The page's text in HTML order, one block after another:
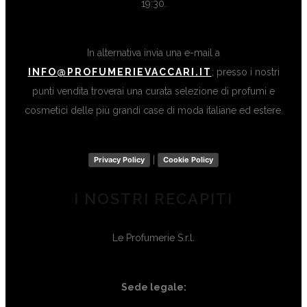
19:30.
In alternativa invia una e-mail a
INFO@PROFUMERIEVACCARI.IT ; presso i nostri
punti vendita troverai una curata selezione di profumi e
cosmetici delle più grandi case di moda italiane ed estere.
Privacy Policy | Cookie Policy
Le Profumerie S.r.l.
Sede legale: